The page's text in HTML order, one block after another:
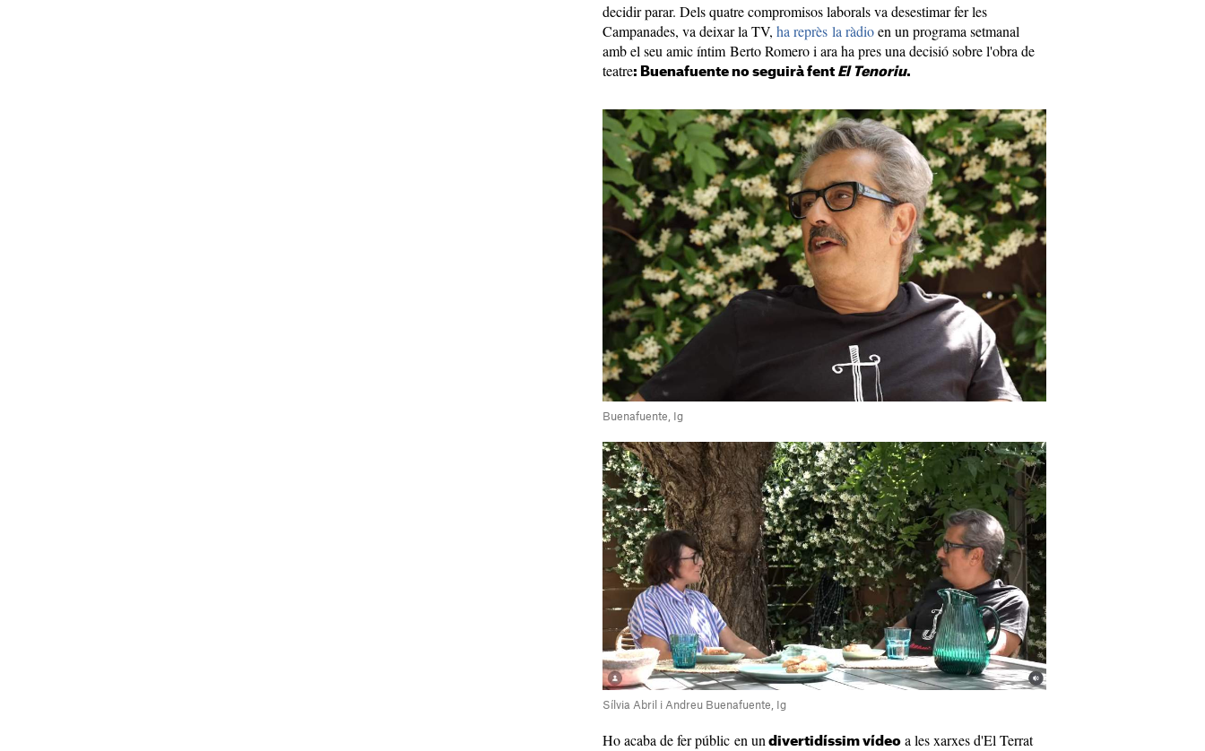
decidir parar. Dels quatre compromisos laborals va desestimar fer les
Campanades, va deixar la TV, ha reprès la ràdioen un programa setmanal
amb el seu amic íntim Berto Romero i ara ha pres una decisió sobre l'obra de
teatre: Buenafuente no seguirà fent El Tenoriu.
Buenafuente, Ig
Sílvia Abril i Andreu Buenafuente, Ig
Ho acaba de fer públic en un divertidíssim vídeo a les xarxes d'El Terrat